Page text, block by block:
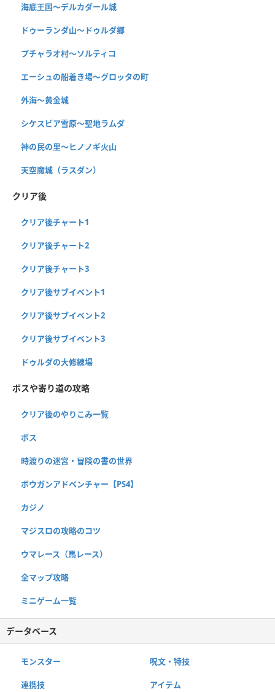
海底王国〜デルカダール城
ドゥーランダ山～ドゥルダ郷
プチャラオ村〜ソルティコ
エーシュの船着き場〜グロッタの町
外海〜黄金城
シケスビア雪原〜聖地ラムダ
神の民の里〜ヒノノギ火山
天空魔城（ラスダン）
クリア後
クリア後チャート1
クリア後チャート2
クリア後チャート3
クリア後サブイベント1
クリア後サブイベント2
クリア後サブイベント3
ドゥルダの大修練場
ボスや寄り道の攻略
クリア後のやりこみ一覧
ボス
時渡りの迷宮・冒険の書の世界
ボウガンアドベンチャー【PS4】
カジノ
マジスロの攻略のコツ
ウマレース（馬レース）
全マップ攻略
ミニゲーム一覧
データベース
モンスター 呪文・特技
連携技 アイテム